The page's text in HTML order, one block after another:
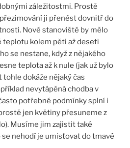
záležitostmi. Prostě
ji přenést dovnitř do
Nové stanoviště by mělo
teplotu kolem pěti až deseti
se nestane, když z nějakého
teplota až k nule (jak už bylo
dokáže nějaký čas
nevytápěná chodba v
potřebné podmínky splní i
jen květiny přesuneme z
Musíme jim zajistit také
nehodí je umisťovat do tmavé